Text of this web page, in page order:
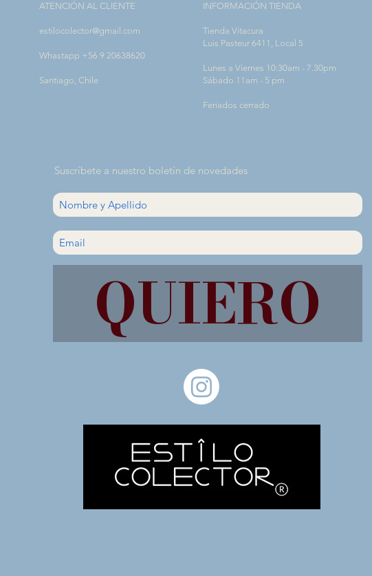
ATENCIÓN AL CLIENTE
estilocolector@gmail.com
Whastapp +56 9 20638620
Santiago, Chile
INFORMACIÓN TIENDA
Tienda Vitacura
Luis Pasteur 6411, Local 5
Lunes a Viernes 10:30am - 7.30pm
Sábado 11am - 5 pm
Feriados cerrado
Suscríbete a nuestro boletín de novedades
QUIERO